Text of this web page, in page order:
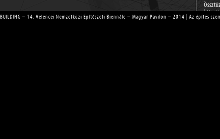
http://
BUILDING – 14. Velencei Nemzetközi Építészeti Biennále – Magyar Pavilon – 2014 | Az építés